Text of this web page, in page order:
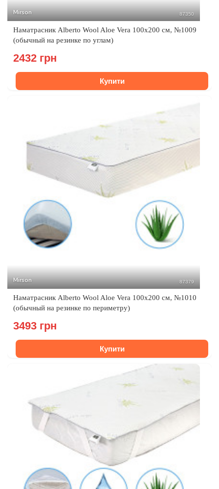
Mirson 87350
Наматрасник Alberto Wool Aloe Vera 100x200 см, №1009
(обычный на резинке по углам)
2432 грн
Купити
Mirson 87379
Наматрасник Alberto Wool Aloe Vera 100x200 см, №1010
(обычный на резинке по периметру)
3493 грн
Купити